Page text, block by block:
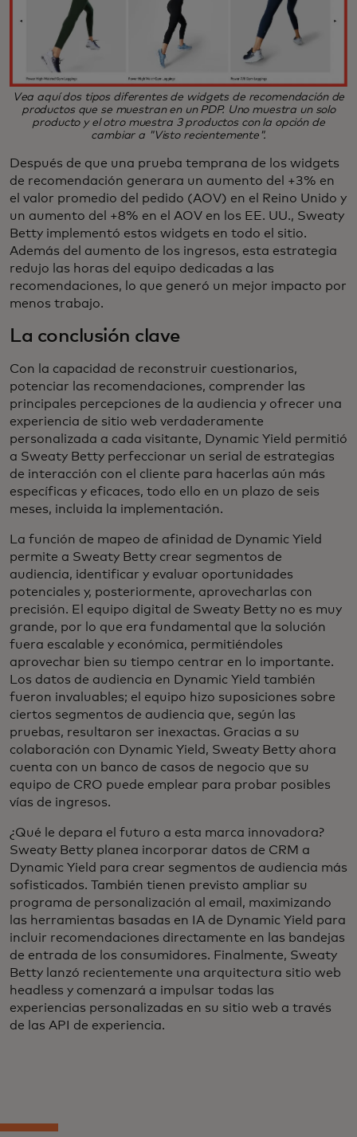
Vea aquí dos tipos diferentes de widgets de recomendación de
productos que se muestran en un PDP. Uno muestra un solo
producto y el otro muestra 3 productos con la opción de
cambiar a "Visto recientemente".
Después de que una prueba temprana de los widgets
de recomendación generara un aumento del +3% en
el valor promedio del pedido (AOV) en el Reino Unido y
un aumento del +8% en el AOV en los EE. UU., Sweaty
Betty implementó estos widgets en todo el sitio.
Además del aumento de los ingresos, esta estrategia
redujo las horas del equipo dedicadas a las
recomendaciones, lo que generó un mejor impacto por
menos trabajo.
La conclusión clave
Con la capacidad de reconstruir cuestionarios,
potenciar las recomendaciones, comprender las
principales percepciones de la audiencia y ofrecer una
experiencia de sitio web verdaderamente
personalizada a cada visitante, Dynamic Yield permitió
a Sweaty Betty perfeccionar un serial de estrategias
de interacción con el cliente para hacerlas aún más
específicas y eficaces, todo ello en un plazo de seis
meses, incluida la implementación.
La función de mapeo de afinidad de Dynamic Yield
permite a Sweaty Betty crear segmentos de
audiencia, identificar y evaluar oportunidades
potenciales y, posteriormente, aprovecharlas con
precisión. El equipo digital de Sweaty Betty no es muy
grande, por lo que era fundamental que la solución
fuera escalable y económica, permitiéndoles
aprovechar bien su tiempo centrar en lo importante.
Los datos de audiencia en Dynamic Yield también
fueron invaluables; el equipo hizo suposiciones sobre
ciertos segmentos de audiencia que, según las
pruebas, resultaron ser inexactas. Gracias a su
colaboración con Dynamic Yield, Sweaty Betty ahora
cuenta con un banco de casos de negocio que su
equipo de CRO puede emplear para probar posibles
vías de ingresos.
¿Qué le depara el futuro a esta marca innovadora?
Sweaty Betty planea incorporar datos de CRM a
Dynamic Yield para crear segmentos de audiencia más
sofisticados. También tienen previsto ampliar su
programa de personalización al email, maximizando
las herramientas basadas en IA de Dynamic Yield para
incluir recomendaciones directamente en las bandejas
de entrada de los consumidores. Finalmente, Sweaty
Betty lanzó recientemente una arquitectura sitio web
headless y comenzará a impulsar todas las
experiencias personalizadas en su sitio web a través
de las API de experiencia.